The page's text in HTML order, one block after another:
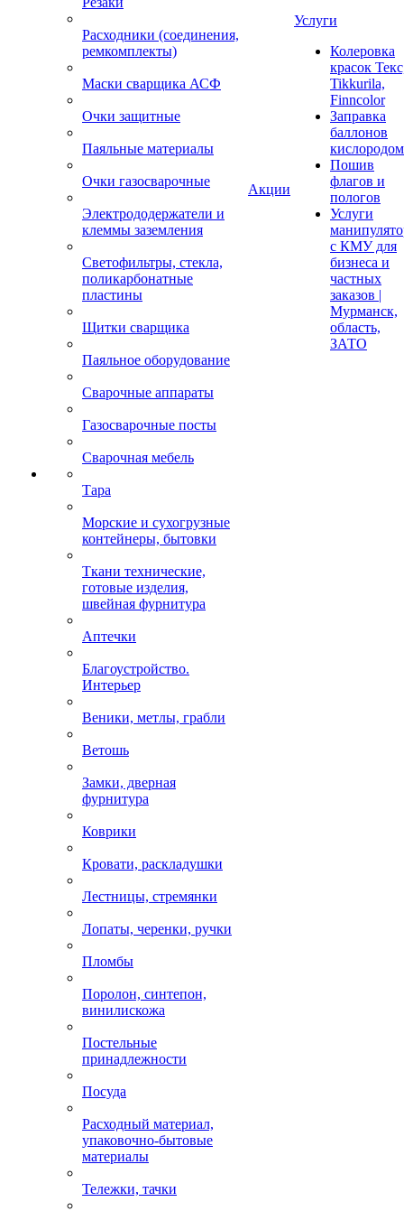
Расходники (соединения,
ремкомплекты)
Маски сварщика АСФ
Очки защитные
Паяльные материалы
Очки газосварочные
Электрододержатели и
клеммы заземления
Светофильтры, стекла,
поликарбонатные
пластины
Щитки сварщика
Паяльное оборудование
Сварочные аппараты
Газосварочные посты
Сварочная мебель
Тара
Морские и сухогрузные
контейнеры, бытовки
Ткани технические,
готовые изделия,
швейная фурнитура
Аптечки
Благоустройство.
Интерьер
Веники, метлы, грабли
Ветошь
Замки, дверная
фурнитура
Коврики
Кровати, раскладушки
Лестницы, стремянки
Лопаты, черенки, ручки
Пломбы
Поролон, синтепон,
винилискожа
Постельные
принадлежности
Посуда
Расходный материал,
упаковочно-бытовые
материалы
Тележки, тачки
Акции
Услуги
Колеровка
красок
Tikkurila,
Finncolor
Заправка
баллонов
кислородом
Пошив
флагов и
пологов
Услуги
с КМУ для
бизнеса и
частных
заказов |
Мурманск,
область,
ЗАТО